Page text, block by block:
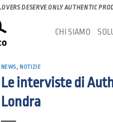
DESERVE ONLY AUTHENTIC
CHI SIAMO
NEWS, NOTIZIE
Le interviste di
Londra